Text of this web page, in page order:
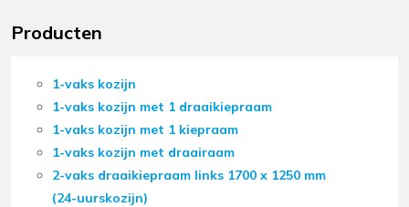
Producten
1-vaks kozijn
1-vaks kozijn met 1 draaikiepraam
1-vaks kozijn met 1 kiepraam
1-vaks kozijn met draairaam
2-vaks draaikiepraam links 1700 x 1250 mm
(24-uurskozijn)